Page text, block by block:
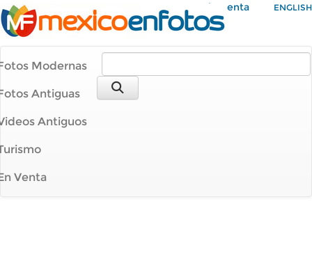
Mi Cuenta ENGLISH
Modernas
Antiguas
Antiguos
Venta